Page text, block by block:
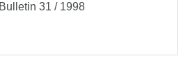
31 / 1998